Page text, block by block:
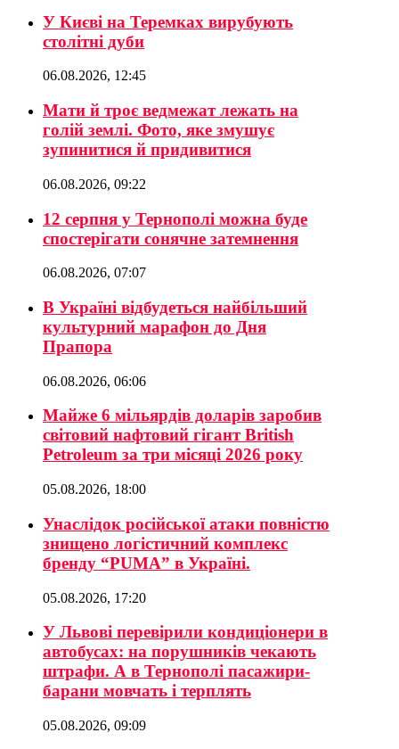
У Києві на Теремках вирубують
столітні дуби
06.08.2026, 12:45
Мати й троє ведмежат лежать на
голій землі. Фото, яке змушує
зупинитися й придивитися
06.08.2026, 09:22
12 серпня у Тернополі можна буде
спостерігати сонячне затемнення
06.08.2026, 07:07
В Україні відбудеться найбільший
культурний марафон до Дня
Прапора
06.08.2026, 06:06
Майже 6 мільярдів доларів заробив
світовий нафтовий гігант British
Petroleum за три місяці 2026 року
05.08.2026, 18:00
Унаслідок російської атаки повністю
знищено логістичний комплекс
бренду “PUMA” в Україні.
05.08.2026, 17:20
У Львові перевірили кондиціонери в
автобусах: на порушників чекають
штрафи. А в Тернополі пасажири-
барани мовчать і терплять
05.08.2026, 09:09